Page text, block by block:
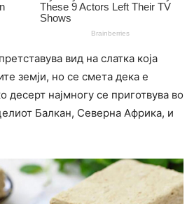
вид на слатка која
земји, но се смета дека е
десерт најмногу се приготвува во
Балкан, Северна Африка, и